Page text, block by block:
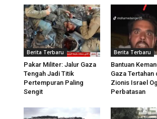
Berita Terbaru
Pakar Militer: Jalur Gaza
Tengah Jadi Titik
Pertempuran Paling
Sengit
Berita Terbaru
Bantuan
Gaza Tertahan
Zionis Israel
Perbatasan